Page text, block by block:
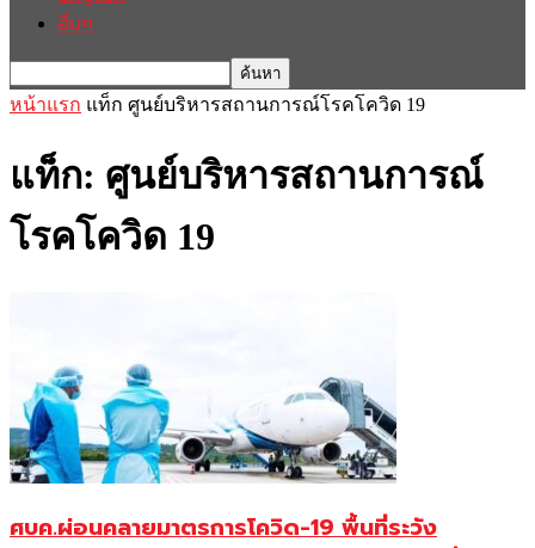
อื่นๆ
หน้าแรก แท็ก ศูนย์บริหารสถานการณ์โรคโควิด 19
แท็ก: ศูนย์บริหารสถานการณ์
โรคโควิด 19
ศบค.ผ่อนคลายมาตรการโควิด-19 พื้นที่ระวัง